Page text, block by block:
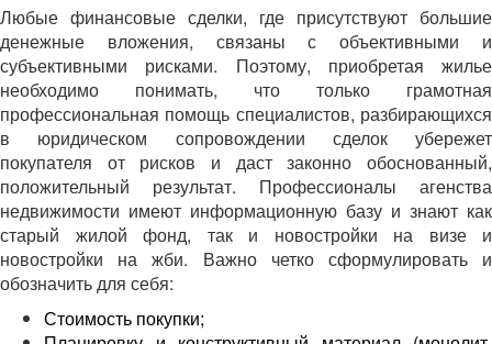
Любые финансовые сделки, где присутствуют большие
денежные вложения, связаны с объективными и
субъективными рисками. Поэтому, приобретая жилье
необходимо понимать, что только грамотная
профессиональная помощь специалистов, разбирающихся
в юридическом сопровождении сделок убережет
покупателя от рисков и даст законно обоснованный,
положительный результат. Профессионалы агенства
недвижимости имеют информационную базу и знают как
старый жилой фонд, так и новостройки на визе и
новостройки на жби. Важно четко сформулировать и
обозначить для себя:
Стоимость покупки;